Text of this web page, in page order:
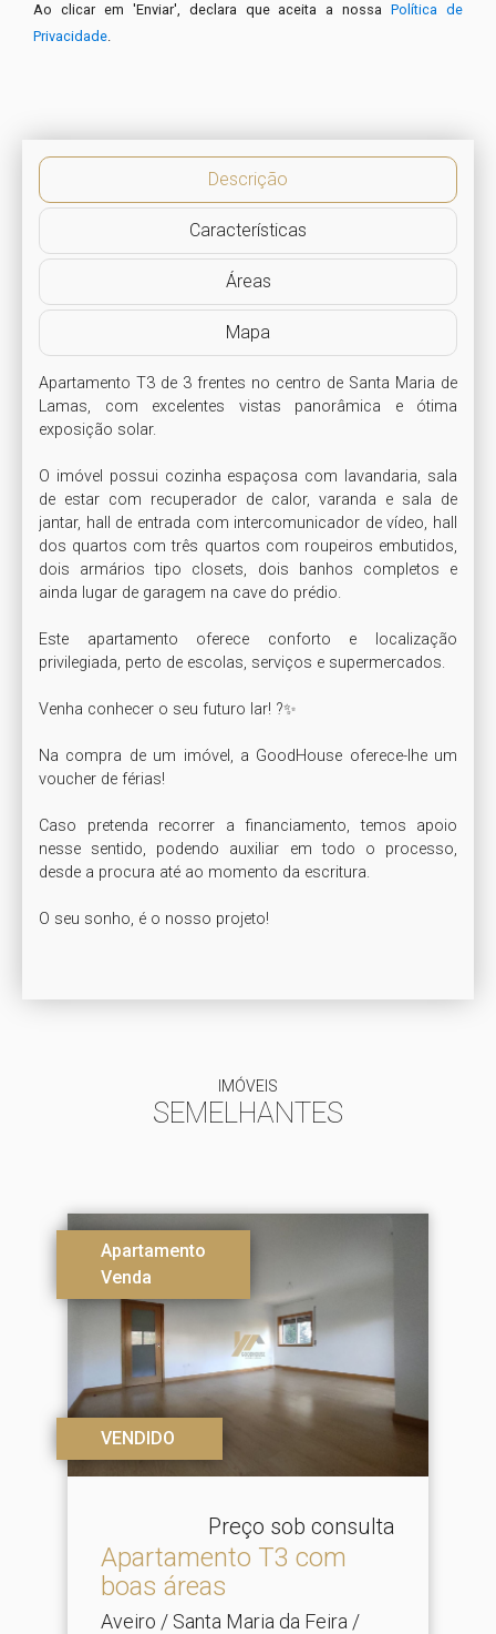
Ao clicar em 'Enviar', declara que aceita a nossaPolítica de
Privacidade
Descrição
Características
Áreas
Mapa
Apartamento T3 de 3 frentes no centro de Santa Maria de
Lamas, com excelentes vistas panorâmica e ótima
exposição solar.
O imóvel possui cozinha espaçosa com lavandaria, sala
de estar com recuperador de calor, varanda e sala de
jantar, hall de entrada com intercomunicador de vídeo, hall
dos quartos com três quartos com roupeiros embutidos,
dois armários tipo closets, dois banhos completos e
ainda lugar de garagem na cave do prédio.
Este apartamento oferece conforto e localização
privilegiada, perto de escolas, serviços e supermercados.
Venha conhecer o seu futuro lar! ?✨
Na compra de um imóvel, a GoodHouse oferece-lhe um
voucher de férias!
Caso pretenda recorrer a financiamento, temos apoio
nesse sentido, podendo auxiliar em todo o processo,
desde a procura até ao momento da escritura.
O seu sonho, é o nosso projeto!
IMÓVEIS
SEMELHANTES
Apartamento
Venda
VENDIDO
Preço sob consulta
Apartamento T3 com
boas áreas
Aveiro / Santa Maria da Feira /